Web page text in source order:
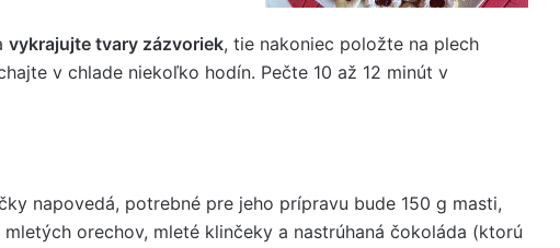
vykrajujte tvary zázvoriek, tie nakoniec položte na plech
v chlade niekoľko hodín. Pečte 10 až 12 minút v
napovedá, potrebné pre jeho prípravu bude 150 g masti,
orechov, mleté ​​klinčeky a nastrúhaná čokoláda (ktorú